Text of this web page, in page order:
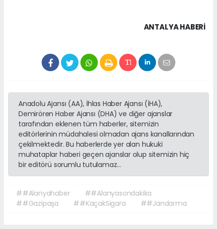
ANTALYA HABERİ
Anadolu Ajansı (AA), İhlas Haber Ajansı (İHA),
Demirören Haber Ajansı (DHA) ve diğer ajanslar
tarafından eklenen tüm haberler, sitemizin
editörlerinin müdahalesi olmadan ajans kanallarından
çekilmektedir. Bu haberlerde yer alan hukuki
muhataplar haberi geçen ajanslar olup sitemizin hiç
bir editörü sorumlu tutulamaz...
##Alanyahaber
##Alanyasondakika
##Gazipaşa
##KaçakSigara ##Jandarma